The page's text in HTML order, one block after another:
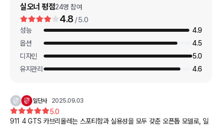
실오너 평점24명 참여
4.8 / 5.0
성능
4.9
옵션
4.5
디자인
5.0
유지관리
4.6
일단사 2025.09.03
5.0
911 4 GTS 카브리올레는 스포티함과 실용성을 모두 갖춘 오픈톱 모델로, 일